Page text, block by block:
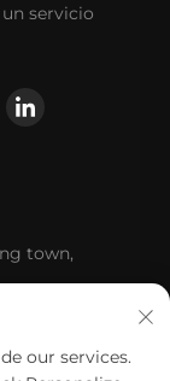
servicio
town,
our services.